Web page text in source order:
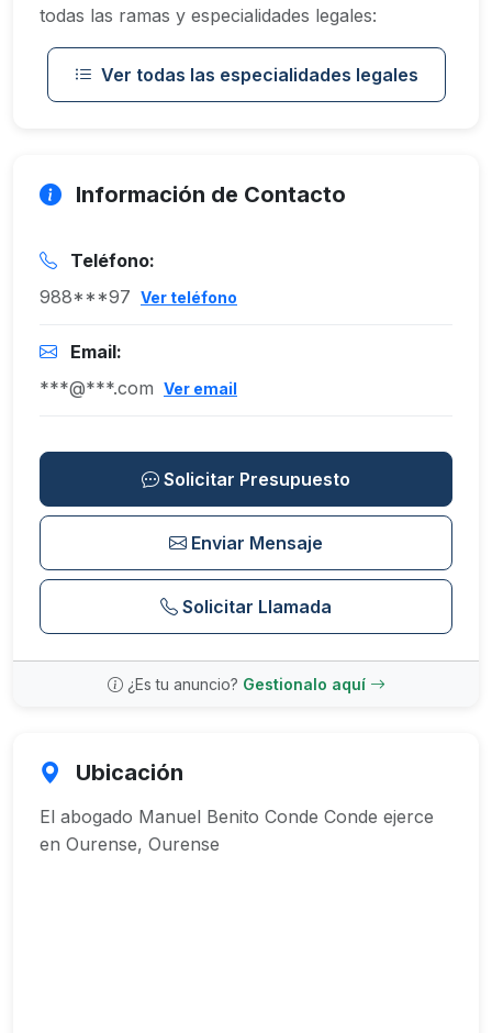
todas las ramas y especialidades legales:
Ver todas las especialidades legales
Información de Contacto
Teléfono:
988***97 Ver teléfono
Email:
***@***.com Ver email
Solicitar Presupuesto
Enviar Mensaje
Solicitar Llamada
¿Es tu anuncio? Gestionalo aquí
Ubicación
El abogado Manuel Benito Conde Conde ejerce
en Ourense, Ourense